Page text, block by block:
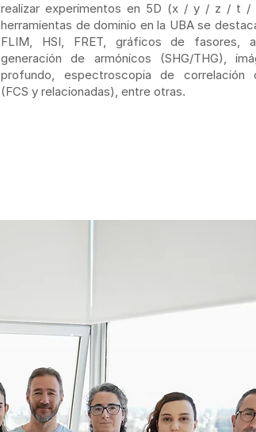
realizar experimentos en 5D (x / y / z / t /
herramientas de dominio en la UBA se
FLIM, HSI, FRET, gráficos de fasores,
generación de armónicos (SHG/THG),
profundo, espectroscopia de correlación
(FCS y relacionadas), entre otras.